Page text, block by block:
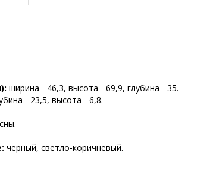
ширина - 46,3, высота - 69,9, глубина - 35.
- 23,5, высота - 6,8.
черный, светло-коричневый.